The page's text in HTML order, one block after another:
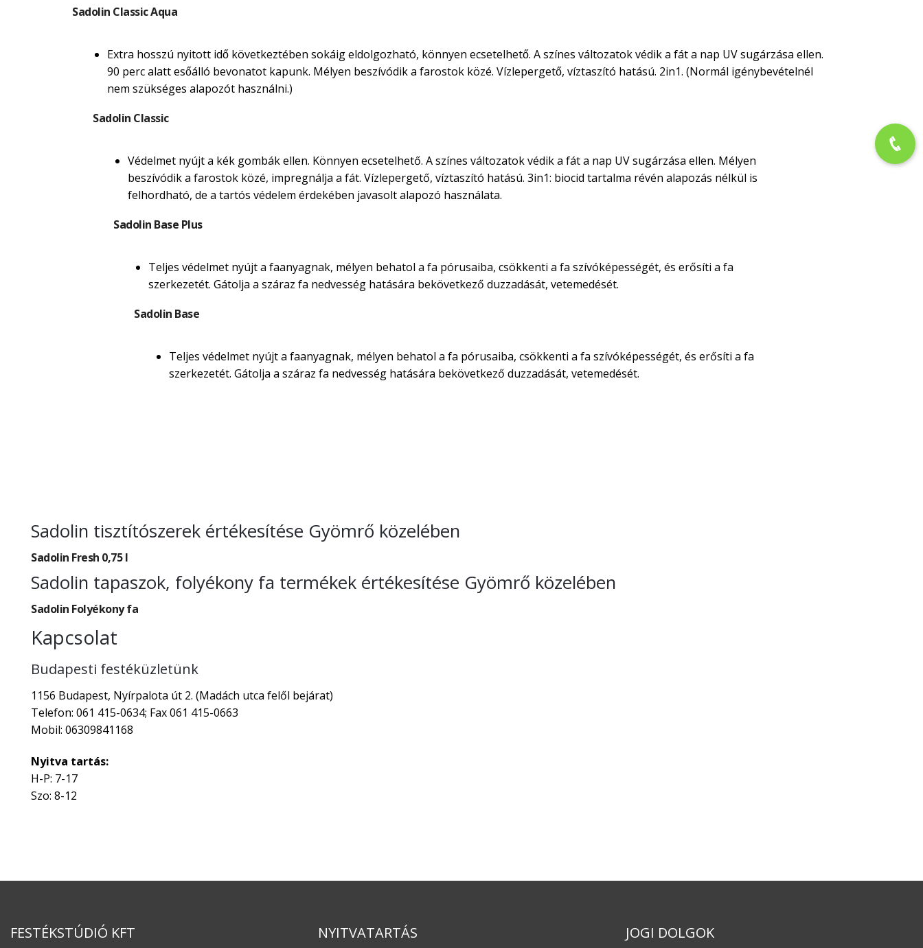
Sadolin Classic Aqua
Extra hosszú nyitott idő következtében sokáig eldolgozható, könnyen ecsetelhető. A színes változatok védik a fát a nap UV sugárzása ellen.
90 perc alatt esőálló bevonatot kapunk. Mélyen beszívódik a farostok közé. Vízlepergető, víztaszító hatású. 2in1. (Normál igénybevételnél
nem szükséges alapozót használni.)
Sadolin Classic
Védelmet nyújt a kék gombák ellen. Könnyen ecsetelhető. A színes változatok védik a fát a nap UV sugárzása ellen. Mélyen
beszívódik a farostok közé, impregnálja a fát. Vízlepergető, víztaszító hatású. 3in1: biocid tartalma révén alapozás nélkül is
felhordható, de a tartós védelem érdekében javasolt alapozó használata.
Sadolin Base Plus
Teljes védelmet nyújt a faanyagnak, mélyen behatol a fa pórusaiba, csökkenti a fa szívóképességét, és erősíti a fa
szerkezetét. Gátolja a száraz fa nedvesség hatására bekövetkező duzzadását, vetemedését.
Sadolin Base
Teljes védelmet nyújt a faanyagnak, mélyen behatol a fa pórusaiba, csökkenti a fa szívóképességét, és erősíti a fa
szerkezetét. Gátolja a száraz fa nedvesség hatására bekövetkező duzzadását, vetemedését.
Sadolin tisztítószerek értékesítése Gyömrő közelében
Sadolin Fresh 0,75 l
Sadolin tapaszok, folyékony fa termékek értékesítése Gyömrő közelében
Sadolin Folyékony fa
Kapcsolat
Budapesti festéküzletünk
1156 Budapest, Nyírpalota út 2. (Madách utca felől bejárat)
Telefon: 061 415-0634; Fax 061 415-0663
Mobil: 06309841168
Nyitva tartás:
H-P: 7-17
Szo: 8-12
FESTÉKSTÚDIÓ KFT NYITVATARTÁS JOGI DOLGOK